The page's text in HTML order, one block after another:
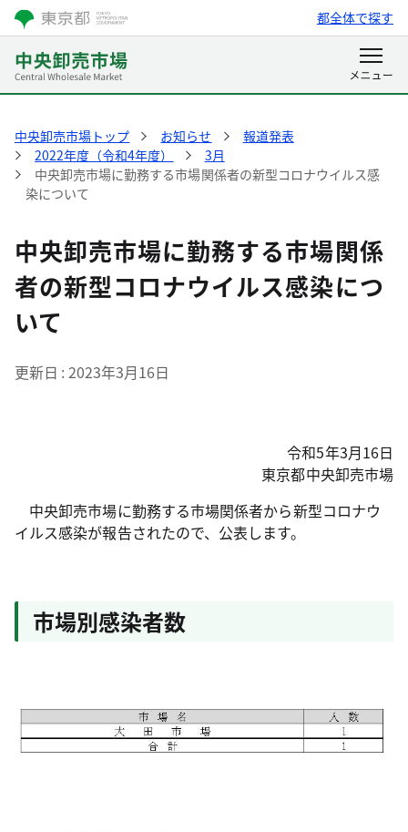
都全体で探す
中央卸売市場トップ お知らせ
報道発表
2022年度（令和4年度）
3月
中央卸売市場に勤務する市場関係者の新型コロナウイルス感
染について
中央卸売市場に勤務する市場関係
者の新型コロナウイルス感染につ
いて
更新日 2023年3月16日
令和5年3月16日
東京都中央卸売市場
中央卸売市場に勤務する市場関係者から新型コロナウ
イルス感染が報告されたので、公表します。
市場別感染者数